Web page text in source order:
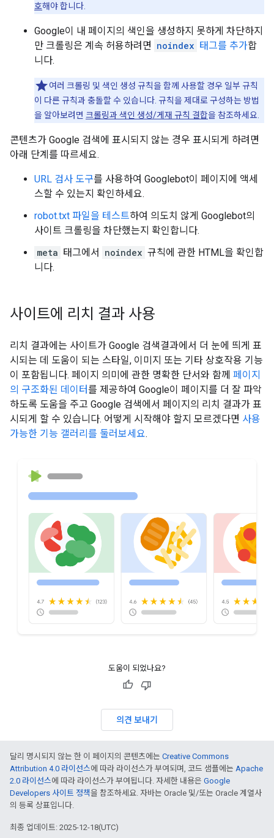
호해야 합니다.
Google이 내 페이지의 색인을 생성하지 못하게 차단하지
만 크롤링은 계속 허용하려면 noindex 태그를 추가합
니다.
여러 크롤링 및 색인 생성 규칙을 함께 사용할 경우 일부 규칙
이 다른 규칙과 충돌할 수 있습니다. 규칙을 제대로 구성하는 방법
을 알아보려면 크롤링과 색인 생성/게재 규칙 결합을 참조하세요.
콘텐츠가 Google 검색에 표시되지 않는 경우 표시되게 하려면
아래 단계를 따르세요.
URL 검사 도구를 사용하여 Googlebot이 페이지에 액세
스할 수 있는지 확인하세요.
robot.txt 파일을 테스트하여 의도치 않게 Googlebot의
사이트 크롤링을 차단했는지 확인합니다.
meta 태그에서 noindex 규칙에 관한 HTML을 확인합
니다.
사이트에 리치 결과 사용
리치 결과에는 사이트가 Google 검색결과에서 더 눈에 띄게 표
시되는 데 도움이 되는 스타일, 이미지 또는 기타 상호작용 기능
이 포함됩니다. 페이지 의미에 관한 명확한 단서와 함께 페이지
의 구조화된 데이터를 제공하여 Google이 페이지를 더 잘 파악
하도록 도움을 주고 Google 검색에서 페이지의 리치 결과가 표
시되게 할 수 있습니다. 어떻게 시작해야 할지 모르겠다면 사용
가능한 기능 갤러리를 둘러보세요.
도움이 되었나요?
의견 보내기
달리 명시되지 않는 한 이 페이지의 콘텐츠에는 Creative Commons
Attribution 4.0 라이선스에 따라 라이선스가 부여되며, 코드 샘플에는 Apache
2.0 라이선스에 따라 라이선스가 부여됩니다. 자세한 내용은 Google
Developers 사이트 정책을 참조하세요. 자바는 Oracle 및/또는 Oracle 계열사
의 등록 상표입니다.
최종 업데이트: 2025-12-18(UTC)